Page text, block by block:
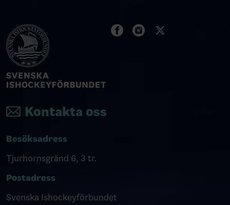
Kontakta oss
Besöksadress
Tjurhornsgränd 6, 3 tr.
Postadress
Svenska Ishockeyförbundet